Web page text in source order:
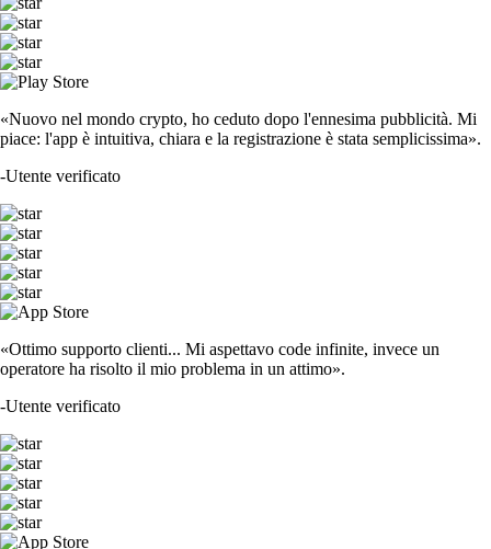
«Nuovo nel mondo crypto, ho ceduto dopo l'ennesima pubblicità. Mi
piace: l'app è intuitiva, chiara e la registrazione è stata semplicissima».
-Utente verificato
«Ottimo supporto clienti... Mi aspettavo code infinite, invece un
operatore ha risolto il mio problema in un attimo».
-Utente verificato